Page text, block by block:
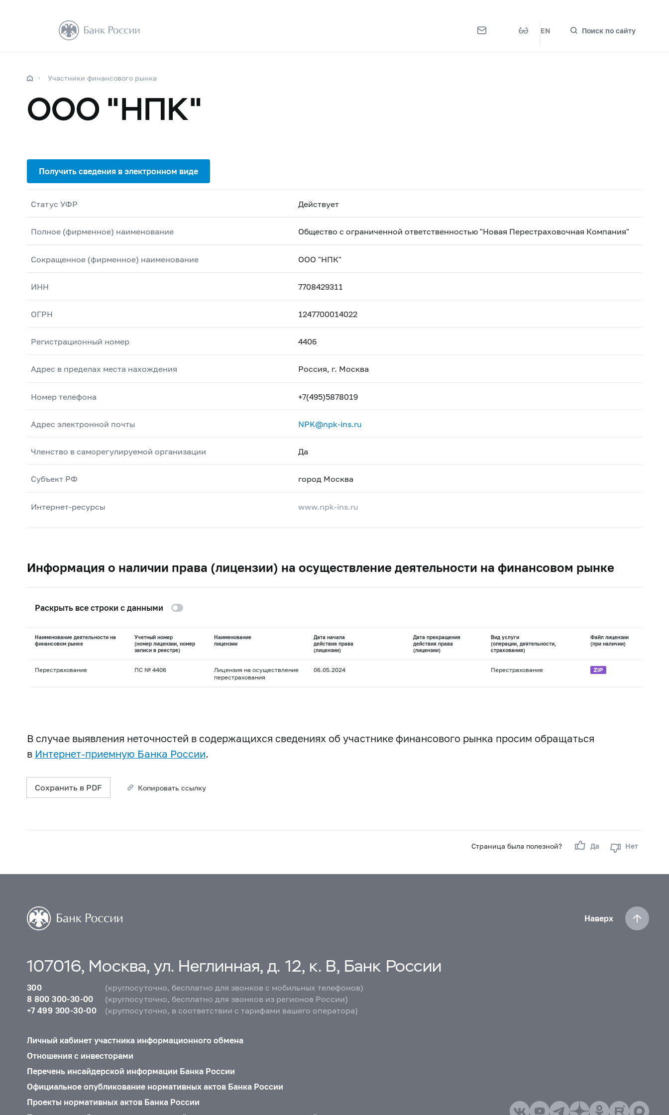
EN Поиск по сайту
Участники финансового рынка
ООО "НПК"
Статус УФР Действует
Полное (фирменное) наименование Общество с ограниченной ответственностью "Новая Перестраховочная Компания"
Сокращенное (фирменное) наименование ООО "НПК"
ИНН 7708429311
ОГРН 1247700014022
Регистрационный номер 4406
Адрес в пределах места нахождения Россия, г. Москва
Номер телефона +7(495)5878019
Адрес электронной почты NPK@npk-ins.ru
Членство в саморегулируемой организации Да
Субъект РФ город Москва
Интернет-ресурсы www.npk-ins.ru
Информация о наличии права (лицензии) на осуществление деятельности на финансовом рынке
Раскрыть все строки с данными
Наименование деятельности на
финансовом рынке
Учетный номер
(номер лицензии, номер
записи в реестре)
Наименование
лицензии
Дата начала
действия права
(лицензии)
Дата прекращения
действия права
(лицензии)
Вид услуги
(операции, деятельности,
страхования)
Файл лицензии
(при наличии)
Перестрахование ПС № 4406
Лицензия на осуществление
перестрахования
06.05.2024 Перестрахование
В случае выявления неточностей в содержащихся сведениях об участнике финансового рынка просим обращаться
в Интернет-приемную Банка России.
Сохранить в PDF Копировать ссылку
Страница была полезной? Да Нет
Наверх
107016, Москва, ул. Неглинная, д. 12, к. В, Банк России
300
(круглосуточно, бесплатно для звонков с мобильных телефонов)
8 800 300-30-00
(круглосуточно, бесплатно для звонков из регионов России)
+7 499 300-30-00
(круглосуточно, в соответствии с тарифами вашего оператора)
Личный кабинет участника информационного обмена
Отношения с инвесторами
Перечень инсайдерской информации Банка России
Официальное опубликование нормативных актов Банка России
Проекты нормативных актов Банка России